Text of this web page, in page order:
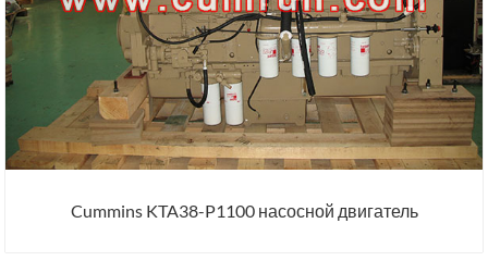
Cummins KTA38-P1100 насосной двигатель